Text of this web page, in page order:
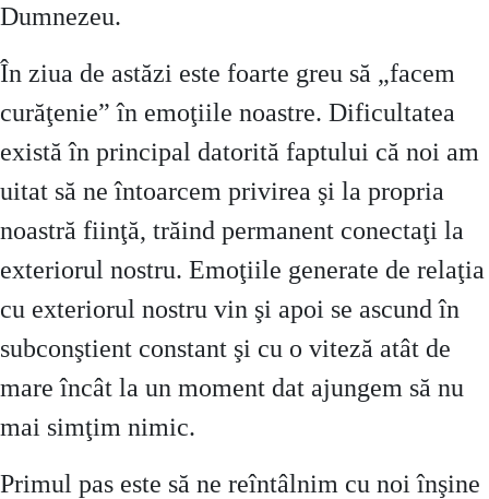
Dumnezeu.
În ziua de astăzi este foarte greu să „facem
curăţenie” în emoţiile noastre. Dificultatea
există în principal datorită faptului că noi am
uitat să ne întoarcem privirea şi la propria
noastră fiinţă, trăind permanent conectaţi la
exteriorul nostru. Emoţiile generate de relaţia
cu exteriorul nostru vin şi apoi se ascund în
subconştient constant şi cu o viteză atât de
mare încât la un moment dat ajungem să nu
mai simţim nimic.
Primul pas este să ne reîntâlnim cu noi înşine